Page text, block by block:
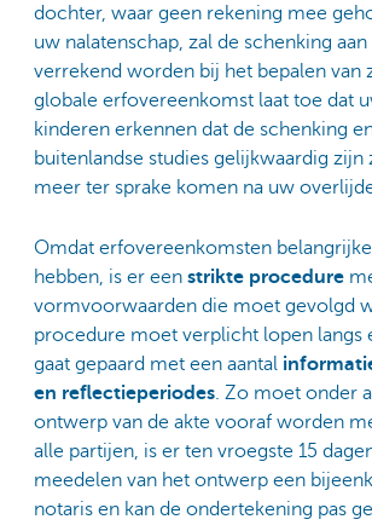
dochter, waar geen rekening mee
uw nalatenschap, zal de schenking
verrekend worden bij het bepalen van
globale erfovereenkomst laat toe dat
kinderen erkennen dat de schenking
buitenlandse studies gelijkwaardig zijn
meer ter sprake komen na uw
Omdat erfovereenkomsten
hebben, is er een strikte procedure
vormvoorwaarden die moet gevolgd
procedure moet verplicht lopen langs
gaat gepaard met een aantal
en reflectieperiodes. Zo moet onder
ontwerp van de akte vooraf worden
alle partijen, is er ten vroegste 15
meedelen van het ontwerp een
notaris en kan de ondertekening pas